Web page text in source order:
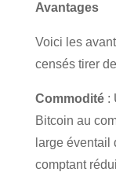
Avantages
Voici les
censés tirer
Commodité :
Bitcoin au
large éventail
comptant